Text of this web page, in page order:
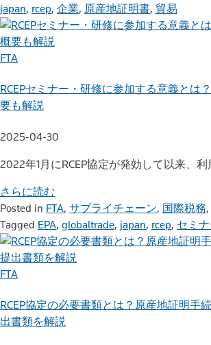
japan, rcep, 企業, 原産地証明書, 貿易
FTA
RCEPセミナー・研修に参加する意義とは
要も解説
2025-04-30
2022年1月にRCEP協定が発効して以来、
さらに読む
Posted in FTA, サプライチェーン, 国際税務,
Tagged EPA, globaltrade, japan, rcep, セミ
FTA
RCEP協定の必要書類とは？原産地証明手
出書類を解説